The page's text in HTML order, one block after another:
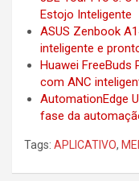
Estojo Inteligente
ASUS Zenbook
inteligente e
Huawei FreeBuds
com ANC
AutomationEdge
fase da
Tags: APLICATIVO,